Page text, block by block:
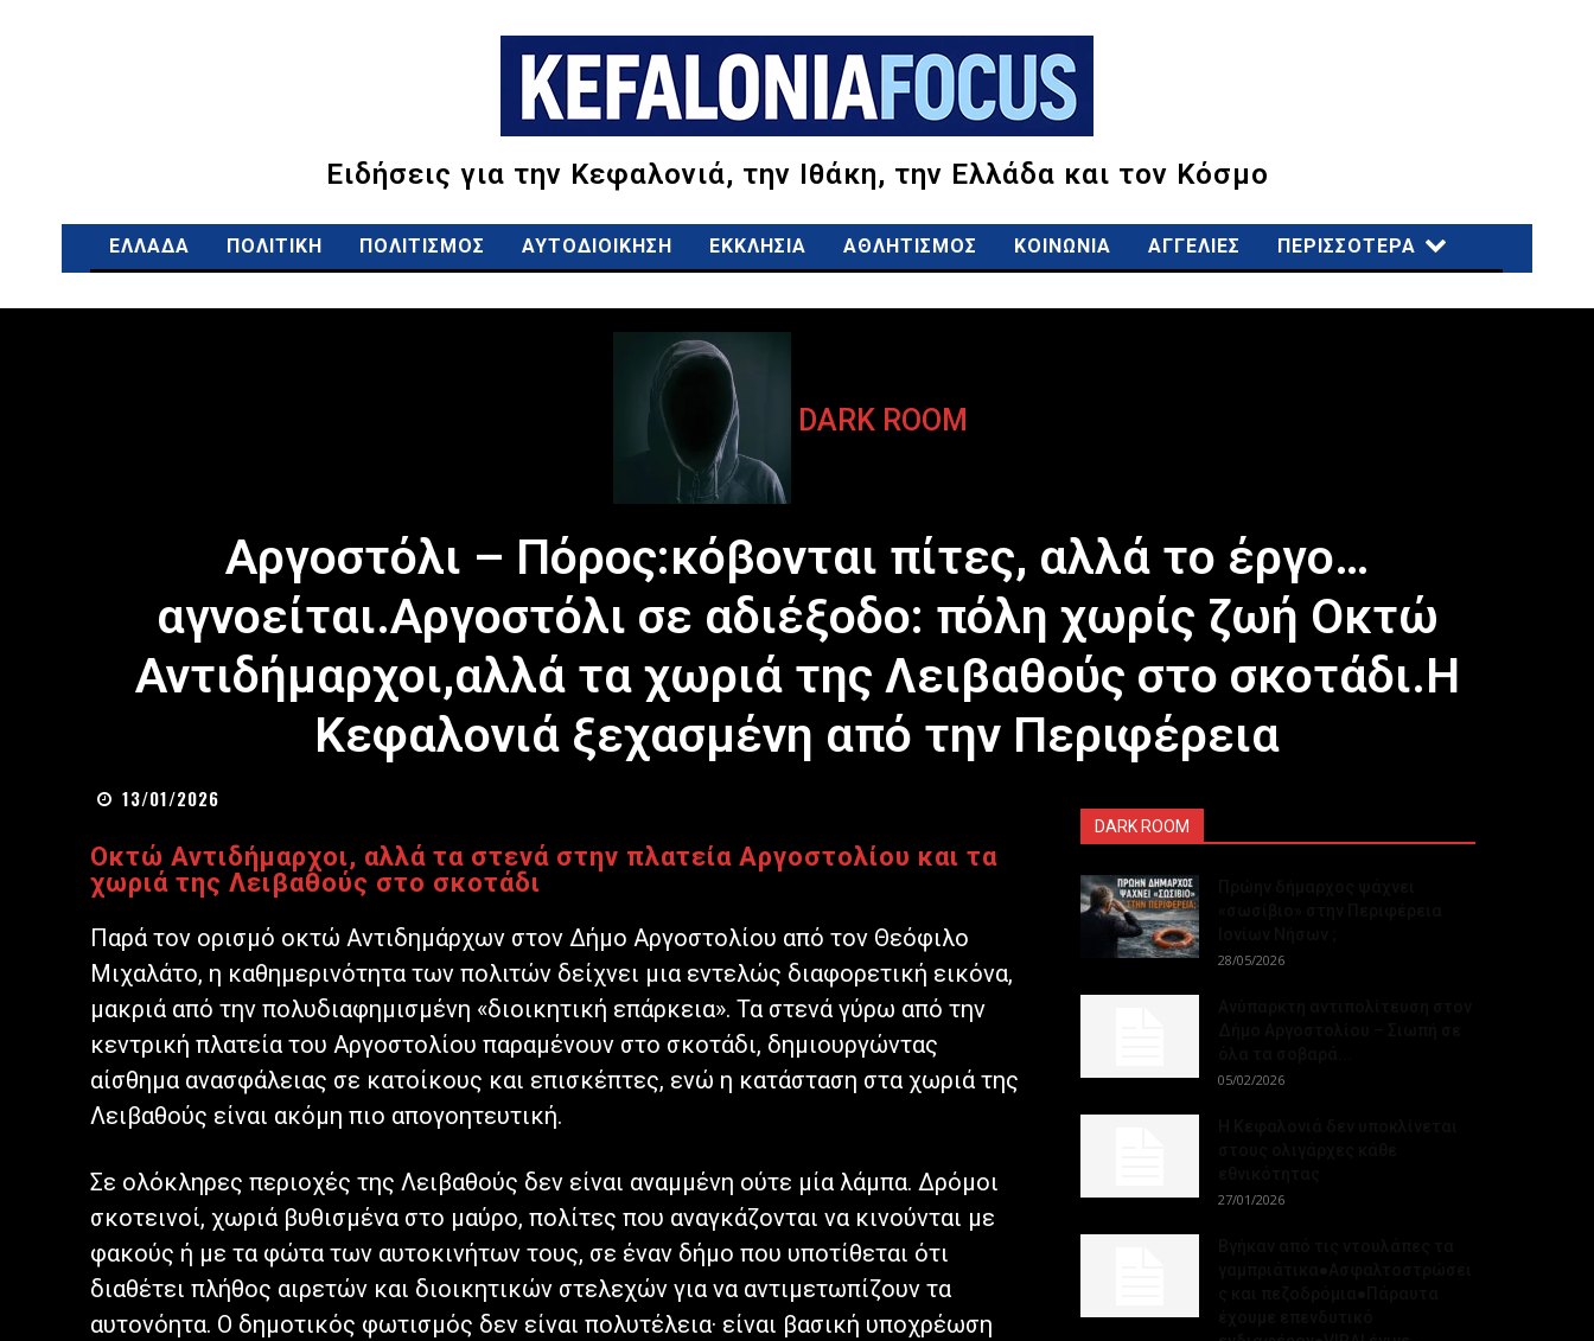
Ειδήσεις για την Κεφαλονιά, την Ιθάκη, την Ελλάδα και τον Κόσμο
ΕΛΛΑΔΑ ΠΟΛΙΤΙΚΗ ΠΟΛΙΤΙΣΜΟΣ ΑΥΤΟΔΙΟΙΚΗΣΗ ΕΚΚΛΗΣΙΑ ΑΘΛΗΤΙΣΜΟΣ ΚΟΙΝΩΝΙΑ ΑΓΓΕΛΙΕΣ ΠΕΡΙΣΣΟΤΕΡΑ
DARK ROOM
Αργοστόλι – Πόρος:κόβονται πίτες, αλλά το έργο…
αγνοείται.Αργοστόλι σε αδιέξοδο: πόλη χωρίς ζωή Οκτώ
Αντιδήμαρχοι,αλλά τα χωριά της Λειβαθούς στο σκοτάδι.Η
Κεφαλονιά ξεχασμένη από την Περιφέρεια
13/01/2026
Οκτώ Αντιδήμαρχοι, αλλά τα στενά στην πλατεία Αργοστολίου και τα
χωριά της Λειβαθούς στο σκοτάδι
Παρά τον ορισμό οκτώ Αντιδημάρχων στον Δήμο Αργοστολίου από τον Θεόφιλο
Μιχαλάτο, η καθημερινότητα των πολιτών δείχνει μια εντελώς διαφορετική εικόνα,
μακριά από την πολυδιαφημισμένη «διοικητική επάρκεια». Τα στενά γύρω από την
κεντρική πλατεία του Αργοστολίου παραμένουν στο σκοτάδι, δημιουργώντας
αίσθημα ανασφάλειας σε κατοίκους και επισκέπτες, ενώ η κατάσταση στα χωριά της
Λειβαθούς είναι ακόμη πιο απογοητευτική.
Σε ολόκληρες περιοχές της Λειβαθούς δεν είναι αναμμένη ούτε μία λάμπα. Δρόμοι
σκοτεινοί, χωριά βυθισμένα στο μαύρο, πολίτες που αναγκάζονται να κινούνται με
φακούς ή με τα φώτα των αυτοκινήτων τους, σε έναν δήμο που υποτίθεται ότι
διαθέτει πλήθος αιρετών και διοικητικών στελεχών για να αντιμετωπίζουν τα
αυτονόητα. Ο δημοτικός φωτισμός δεν είναι πολυτέλεια· είναι βασική υποχρέωση
DARK ROOM
28/05/2026
05/02/2026
27/01/2026